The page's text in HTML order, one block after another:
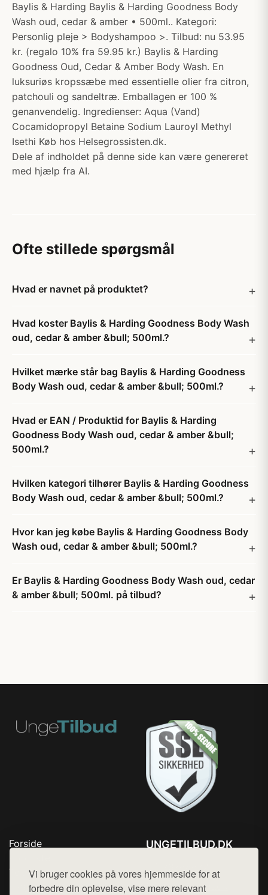
Vi bruger cookies på vores hjemmeside for at
forbedre din oplevelse, vise mere relevant
Baylis & Harding Baylis & Harding Goodness Body
Wash oud, cedar & amber • 500ml.. Kategori:
Personlig pleje > Bodyshampoo >. Tilbud: nu 53.95
kr. (regalo 10% fra 59.95 kr.) Baylis & Harding
Goodness Oud, Cedar & Amber Body Wash. En
luksuriøs kropssæbe med essentielle olier fra citron,
patchouli og sandeltræ. Emballagen er 100 %
genanvendelig. Ingredienser: Aqua (Vand)
Cocamidopropyl Betaine Sodium Lauroyl Methyl
Isethi Køb hos Helsegrossisten.dk.
Dele af indholdet på denne side kan være genereret
med hjælp fra AI.
Ofte stillede spørgsmål
Hvad er navnet på produktet?
Hvad koster Baylis & Harding Goodness Body Wash
oud, cedar & amber &bull; 500ml.?
Hvilket mærke står bag Baylis & Harding Goodness
Body Wash oud, cedar & amber &bull; 500ml.?
Hvad er EAN / Produktid for Baylis & Harding
Goodness Body Wash oud, cedar & amber &bull;
500ml.?
Hvilken kategori tilhører Baylis & Harding Goodness
Body Wash oud, cedar & amber &bull; 500ml.?
Hvor kan jeg købe Baylis & Harding Goodness Body
Wash oud, cedar & amber &bull; 500ml.?
Er Baylis & Harding Goodness Body Wash oud, cedar
& amber &bull; 500ml. på tilbud?
Forside
Top Rabatter
Blog
UNGETILBUD.DK
Mail: hej@want.dk